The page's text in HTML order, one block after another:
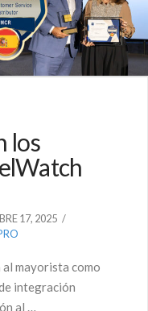
los
17, 2025
mayorista como
integración
al …